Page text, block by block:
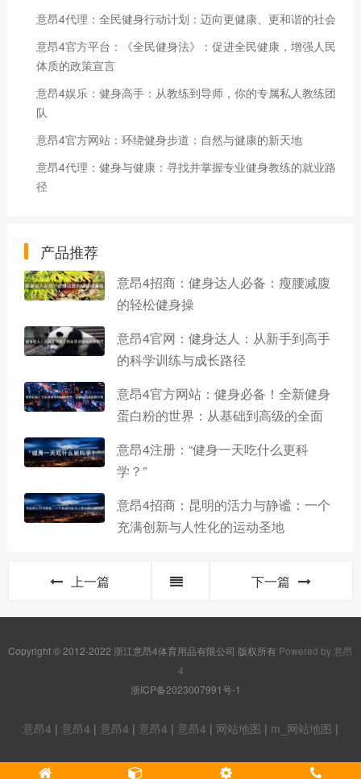
意昂4代理：全民健身行动计划：迈向更健康、更和谐的社会
意昂4官方平台：《全民健身法》：促进全民健康，增强人民
体质的政策宣言
意昂4娱乐：健身高手：从教练到导师，你的专属私人教练团
队
意昂4官方网站：环绕健身步道：自然与健康的新天地
意昂4代理：健身与健康：寻找并掌握专业健身教练的就业路
径
产品推荐
意昂4招商：健身达人必备：瘦腰减腹
的轻松健身操
意昂4官网：健身达人：从新手到高手
的科学训练与成长路径
意昂4官方网站：健身必备！全新健身
蛋白粉的世界：从基础到高级的全面
意昂4注册：“健身一天吃什么更科
学？”
意昂4招商：昆明的活力与静谧：一个
充满创新与人性化的运动圣地
上一篇 下一篇
Copyright © 2012-2022 浙江意昂4体育用品有限公司 版权所有 Powered by 意昂
4
浙ICP备2023007991号-1
意昂4 | 意昂4 | 意昂4 | 意昂4 | 意昂4 | 网站地图 | m_网站地图 |